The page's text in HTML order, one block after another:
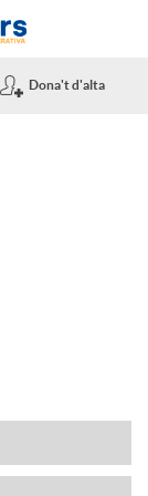
Dona't d'alta